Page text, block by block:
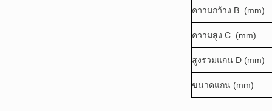
ความกว้าง B (mm)
ความสูง C (mm)
สูงรวมแกน D (mm)
ขนาดแกน (mm)